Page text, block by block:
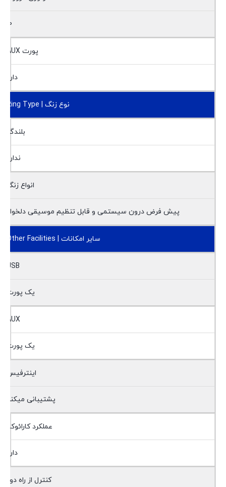
10
پورت AUX
دارد
نوع زنگ | Ring Type
بلندگو
ندارد
انواع زنگ
پیش فرض درون سیستمی و قابل تنظیم موسیقی دلخواه
سایر امکانات | Other Facilities
USB
یک پورت
AUX
یک پورت
اینترفیس
پشتیبانی میکند
عملکرد کارائوکه
دارد
کنترل از راه دور